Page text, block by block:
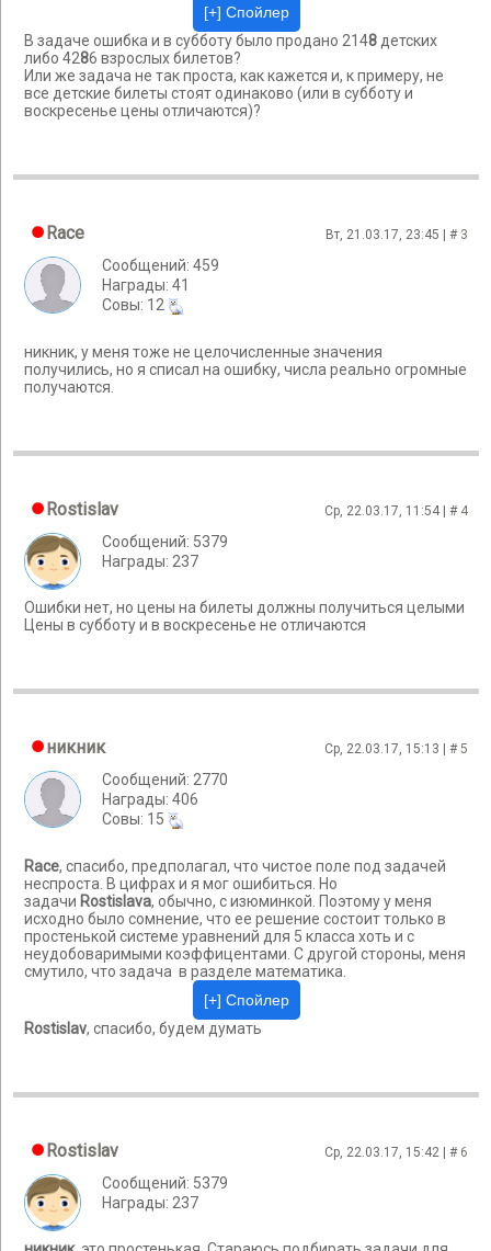
В задаче ошибка и в субботу было продано 2148детских
либо 4286 взрослых билетов?
Или же задача не так проста, как кажется и, к примеру, не
все детские билеты стоят одинаково (или в субботу и
воскресенье цены отличаются)?
Race Вт, 21.03.17, 23:45 | # 3
Сообщений: 459
Награды: 41
Cовы: 12
никник, у меня тоже не целочисленные значения
получились, но я списал на ошибку, числа реально огромные
получаются.
Rostislav Ср, 22.03.17, 11:54 | # 4
Сообщений: 5379
Награды: 237
Ошибки нет, но цены на билеты должны получиться целыми
Цены в субботу и в воскресенье не отличаются
никник Ср, 22.03.17, 15:13 | #5
Сообщений: 2770
Награды: 406
Cовы: 15
Race, спасибо, предполагал, что чистое поле под задачей
неспроста. В цифрах и я мог ошибиться. Но
задачи Rostislavа, обычно, с изюминкой. Поэтому у меня
исходно было сомнение, что ее решение состоит только в
простенькой системе уравнений для 5 класса хоть и с
неудобоваримыми коэффицентами. С другой стороны, меня
смутило, что задача в разделе математика.
Rostislav, спасибо, будем думать
Rostislav Ср, 22.03.17, 15:42 | # 6
Сообщений: 5379
Награды: 237